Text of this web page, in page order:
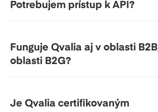
Potrebujem prístup k API?
Funguje Qvalia aj v oblasti
oblasti B2G?
Je Qvalia certifikovaným